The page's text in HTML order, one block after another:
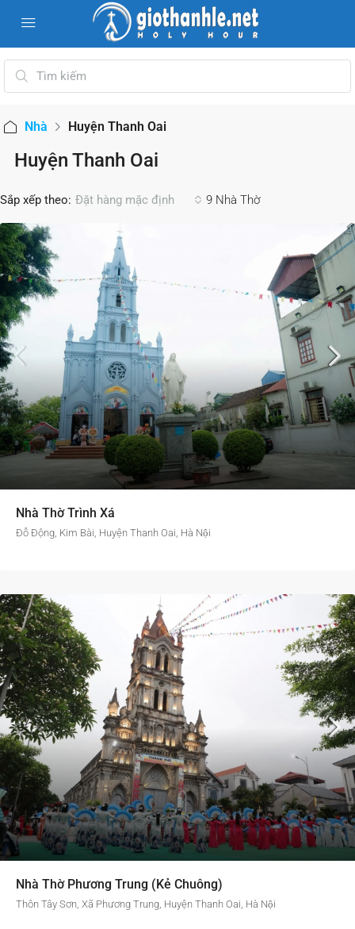
Nhà Huyện Thanh Oai
Huyện Thanh Oai
9 Nhà Thờ
Sắp xếp theo: Đặt hàng mặc định
Nhà Thờ Trình Xá
Đỗ Động, Kim Bài, Huyện Thanh Oai, Hà Nội
Nhà Thờ Phương Trung (Kẻ Chuông)
Thôn Tây Sơn, Xã Phương Trung, Huyện Thanh Oai, Hà Nội